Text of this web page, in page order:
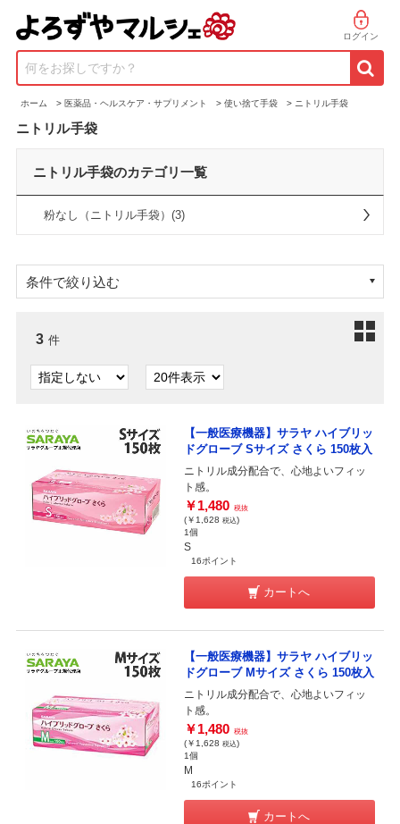
ログイン
何をお探しですか？
ホーム > 医薬品・ヘルスケア・サプリメント > 使い捨て手袋 > ニトリル手袋
ニトリル手袋
ニトリル手袋のカテゴリ一覧
粉なし（ニトリル手袋）(3)
条件で絞り込む
3 件
【一般医療機器】サラヤ ハイブリッ
ドグローブ Sサイズ さくら 150枚入
ニトリル成分配合で、心地よいフィッ
ト感。
￥1,480 税抜
(￥1,628 税込)
1個
S
16ポイント
カートへ
【一般医療機器】サラヤ ハイブリッ
ドグローブ Mサイズ さくら 150枚入
ニトリル成分配合で、心地よいフィッ
ト感。
￥1,480 税抜
(￥1,628 税込)
1個
M
16ポイント
カートへ